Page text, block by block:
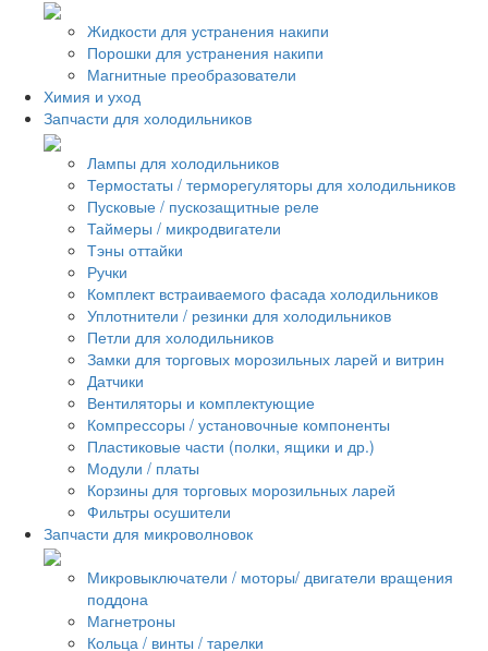
Жидкости для устранения накипи
Порошки для устранения накипи
Магнитные преобразователи
Химия и уход
Запчасти для холодильников
Лампы для холодильников
Термостаты / терморегуляторы для холодильников
Пусковые / пускозащитные реле
Таймеры / микродвигатели
Тэны оттайки
Ручки
Комплект встраиваемого фасада холодильников
Уплотнители / резинки для холодильников
Петли для холодильников
Замки для торговых морозильных ларей и витрин
Датчики
Вентиляторы и комплектующие
Компрессоры / установочные компоненты
Пластиковые части (полки, ящики и др.)
Модули / платы
Корзины для торговых морозильных ларей
Фильтры осушители
Запчасти для микроволновок
Микровыключатели / моторы/ двигатели вращения
поддона
Магнетроны
Кольца / винты / тарелки